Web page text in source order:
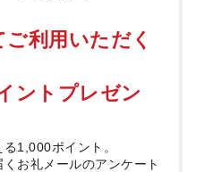
利用いただく
ントプレゼン
1,000ポイント。
お礼メールのアンケート